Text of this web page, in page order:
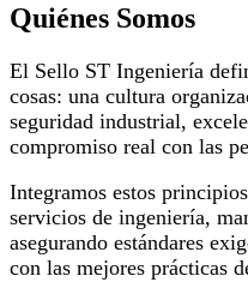
Quiénes Somos
El Sello ST Ingeniería
cosas: una cultura
seguridad industrial,
compromiso real con las
Integramos estos
servicios de ingeniería,
asegurando estándares
con las mejores prácticas